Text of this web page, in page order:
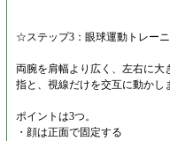
☆ステップ3：眼球運動トレー
両腕を肩幅より広く、左右に
指と、視線だけを交互に動かし
ポイントは3つ。
・顔は正面で固定する